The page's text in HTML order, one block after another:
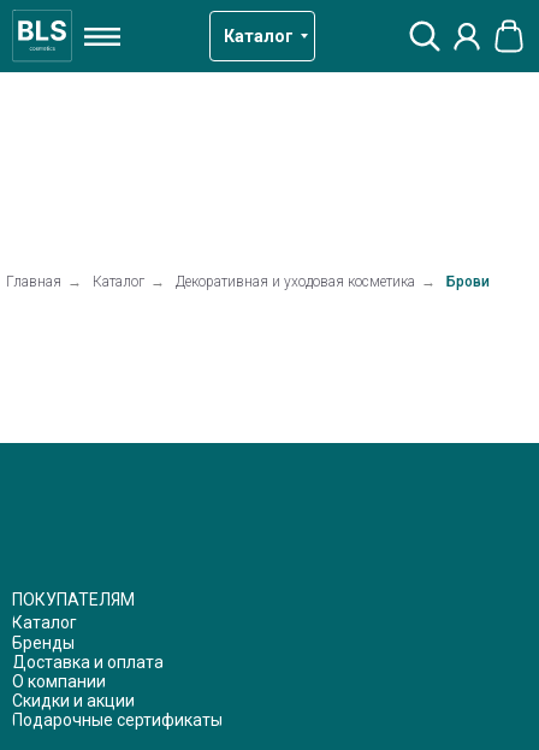
Каталог
Главная → Каталог → Декоративная и уходовая косметика → Брови
ПОКУПАТЕЛЯМ
Каталог
Бренды
Доставка и оплата
О компании
Скидки и акции
Подарочные сертификаты